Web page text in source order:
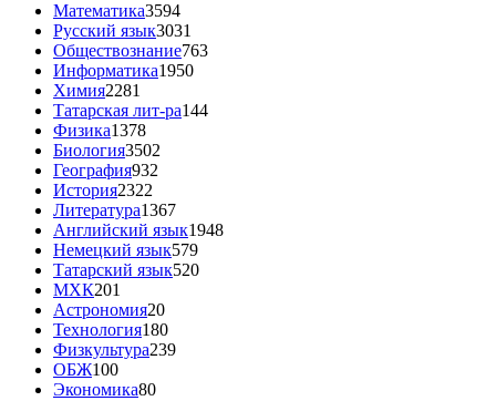
Математика3594
Русский язык3031
Обществознание763
Информатика1950
Химия2281
Татарская лит-ра144
Физика1378
Биология3502
География932
История2322
Литература1367
Английский язык1948
Немецкий язык579
Татарский язык520
МХК201
Астрономия20
Технология180
Физкультура239
ОБЖ100
Экономика80